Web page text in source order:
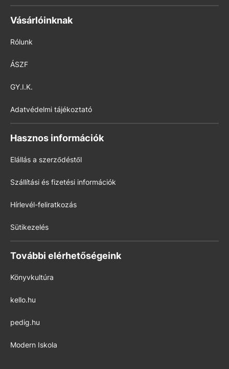
Vásárlóinknak
Rólunk
ÁSZF
GY.I.K.
Adatvédelmi tájékoztató
Hasznos információk
Elállás a szerződéstől
Szállítási és fizetési információk
Hírlevél-feliratkozás
Sütikezelés
További elérhetőségeink
Könyvkultúra
kello.hu
pedig.hu
Modern Iskola